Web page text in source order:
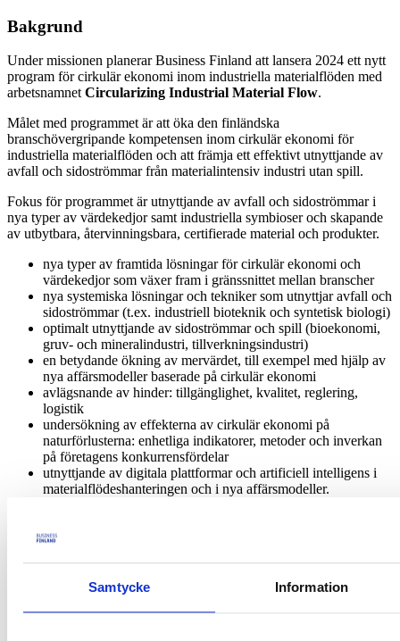
Samtycke Information
Bakgrund
Under missionen planerar Business Finland att lansera 2024 ett nytt
program för cirkulär ekonomi inom industriella materialflöden med
arbetsnamnet Circularizing Industrial Material Flow.
Målet med programmet är att öka den finländska
branschövergripande kompetensen inom cirkulär ekonomi för
industriella materialflöden och att främja ett effektivt utnyttjande av
avfall och sidoströmmar från materialintensiv industri utan spill.
Fokus för programmet är utnyttjande av avfall och sidoströmmar i
nya typer av värdekedjor samt industriella symbioser och skapande
av utbytbara, återvinningsbara, certifierade material och produkter.
nya typer av framtida lösningar för cirkulär ekonomi och
värdekedjor som växer fram i gränssnittet mellan branscher
nya systemiska lösningar och tekniker som utnyttjar avfall och
sidoströmmar (t.ex. industriell bioteknik och syntetisk biologi)
optimalt utnyttjande av sidoströmmar och spill (bioekonomi,
gruv- och mineralindustri, tillverkningsindustri)
en betydande ökning av mervärdet, till exempel med hjälp av
nya affärsmodeller baserade på cirkulär ekonomi
avlägsnande av hinder: tillgänglighet, kvalitet, reglering,
logistik
undersökning av effekterna av cirkulär ekonomi på
naturförlusterna: enhetliga indikatorer, metoder och inverkan
på företagens konkurrensfördelar
utnyttjande av digitala plattformar och artificiell intelligens i
materialflödeshanteringen och i nya affärsmodeller.
representanter för flera användarföretag deltar i styrgrupperna.